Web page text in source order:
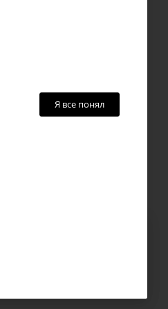
Я все понял